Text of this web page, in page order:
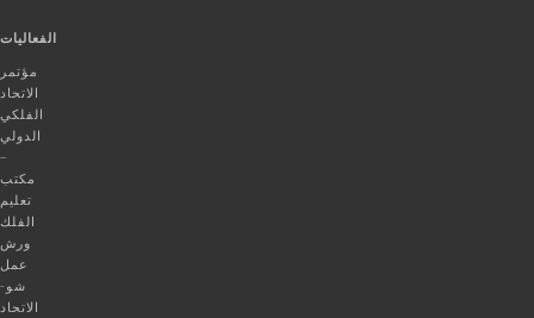
الفعاليات
مؤتمر
الاتحاد
الفلكي
الدولي
–
مكتب
تعليم
الفلك
ورش
عمل
شو-
الاتحاد